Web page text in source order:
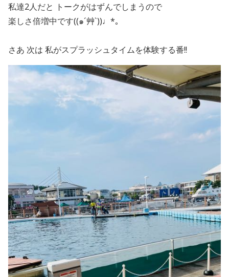
私達2人だと トークがはずんでしまうので
楽しさ倍増中です((๑´艸`))♩*｡
さあ 次は 私がスプラッシュタイムを体験する番!!